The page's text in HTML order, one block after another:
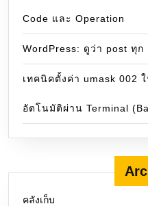
Code และ Operation
WordPress: ดูว่า post ทุก
เทคนิคตั้งค่า umask 002
อัตโนมัติผ่าน Terminal
คลังเก็บ